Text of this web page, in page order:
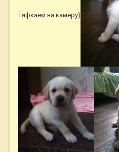
тяфкаем на камеру)